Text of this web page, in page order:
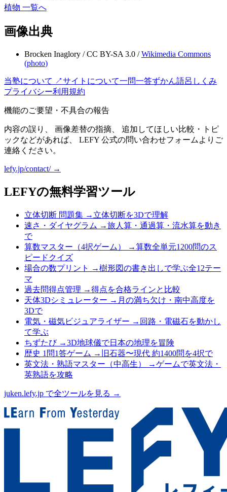
植物 一覧へ
画像出典
Brocken Inaglory /CC BY-SA 3.0 / Wikimedia Commons
(photo)
当塾について ↗サイトについて一問一答ずかん語呂 しくみ
プライバシー利用規約
機能のご要望・不具合の報告
内容の誤り、 画像差替の指摘、 追加してほしい比較・トピ
ックなどがあれば、 LEFY 公式の問い合わせフォームよりご
連絡ください。
lefy.jp/contact/ →
LEFYの無料学習ツール
立体切断 問題集 → 立体切断を3Dで理解
速さ・ダイヤグラム →旅人算・通過算・流水算を動き
で
算数マスター（4択ゲーム）
→算数全単元1200問のス
ピードクイズ
場合の数プリント
→樹形図の書き出しで学ぶ全12テー
マ
過去問得点管理 →得点を合格ラインと比較
天体3Dシミュレーター → 月の満ち欠け・南中高度を
3Dで
電気・磁気ビジュアライザー → 回路・電磁石を動かし
て学ぶ
ちずたび→3D地球儀で日本の地理を冒険
歴史 1問1答ゲーム → 旧石器〜現代 約1400問を4択で
英文法・熟語マスター（中高生）
→ゲームで英文法・
英熟語を攻略
juken.lefy.jp で全ツールを見る →